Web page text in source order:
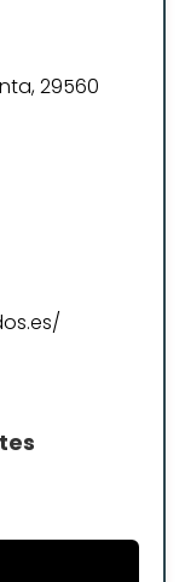
29560